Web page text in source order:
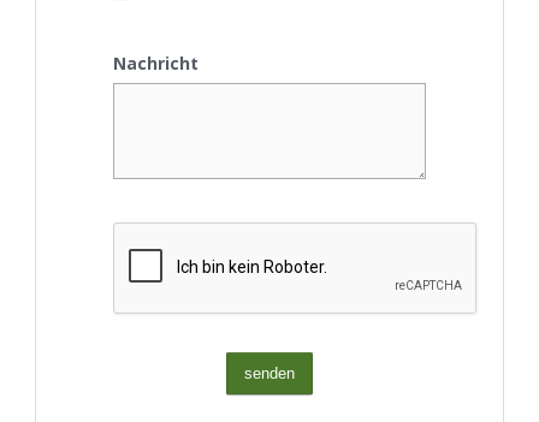
Nachricht
senden